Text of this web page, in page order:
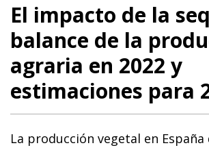
El impacto de la
balance de la
agraria en 2022 y
estimaciones para
La producción vegetal en